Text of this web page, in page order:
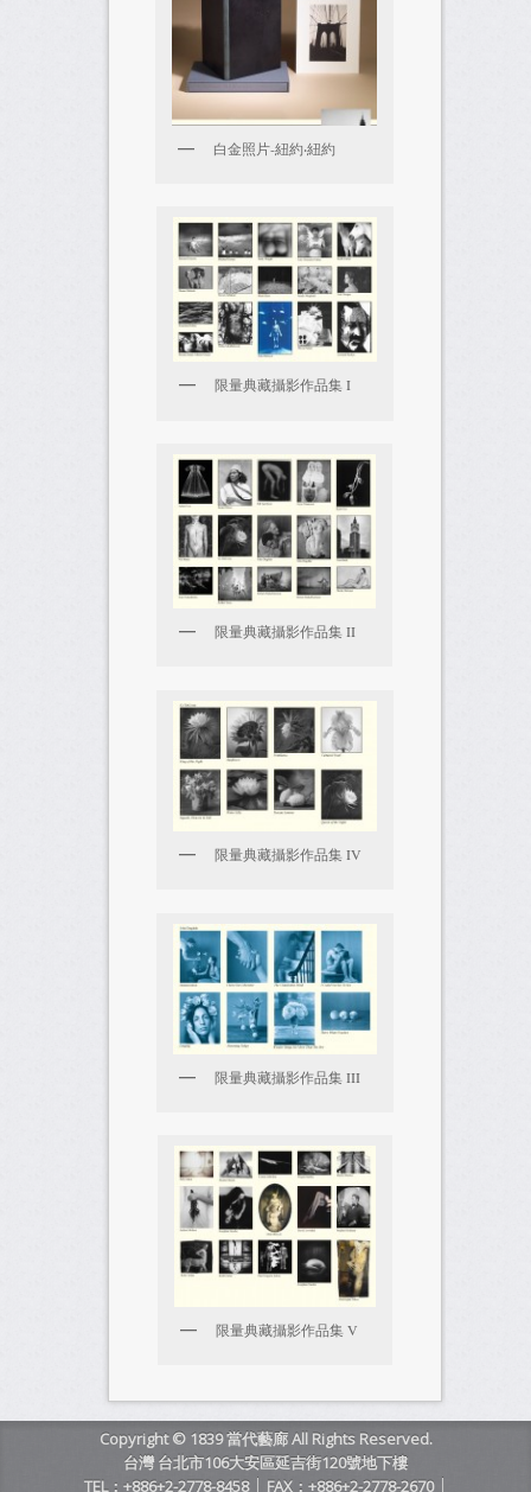
白金照片-紐約‧紐約
限量典藏攝影作品集 I
限量典藏攝影作品集 II
限量典藏攝影作品集 IV
限量典藏攝影作品集 III
限量典藏攝影作品集 V
Copyright © 1839 當代藝廊 All Rights Reserved.
台灣 台北市106大安區延吉街120號地下樓
TEL：+886+2-2778-8458 │ FAX：+886+2-2778-2670 │